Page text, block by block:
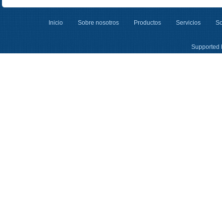
Inicio Sobre nosotros Productos Servicios
Supported